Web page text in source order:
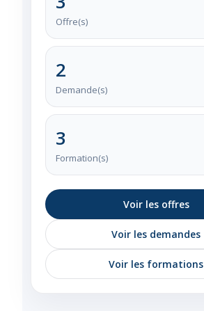
Offre(s)
2
Demande(s)
3
Formation(s)
Voir les offres
Voir les demandes
Voir les formations